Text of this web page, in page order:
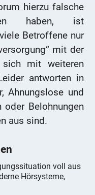
hierzu falsche
haben, ist
Betroffene nur
mit der
mit weiteren
antworten in
Ahnungslose und
oder Belohnungen
aus sind.
voll aus
Hörsysteme,